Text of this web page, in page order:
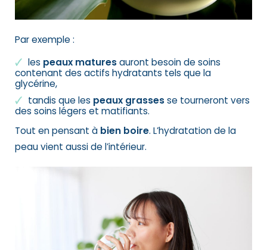
Par exemple :
les peaux maturesauront besoin de soins
contenant des actifs hydratants tels que la
glycérine,
tandis que les peaux grassesse tourneront vers
des soins légers et matifiants.
Tout en pensant à bien boire. L’hydratation de la
peau vient aussi de l’intérieur.